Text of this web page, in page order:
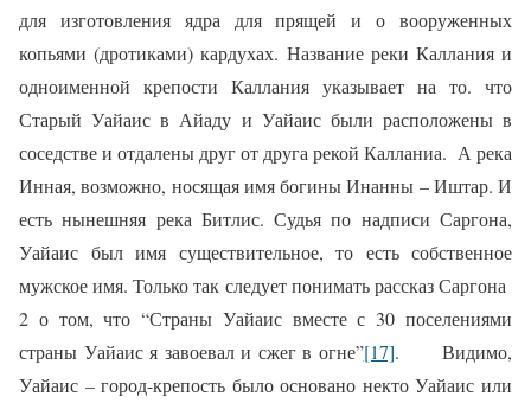
для изготовления ядра для прящей и о вооруженных
копьями (дротиками) кардухах. Название реки Каллания и
одноименной крепости Каллания указывает на то. что
Старый Уайаис в Айаду и Уайаис были расположены в
соседстве и отдалены друг от друга рекой Калланиа. А река
Инная, возможно, носящая имя богины Инанны – Иштар. И
есть нынешняя река Битлис. Судья по надписи Саргона,
Уайаис был имя существительное, то есть собственное
мужское имя. Только так следует понимать рассказ Саргона
2 о том, что “Страны Уайаис вместе с 30 поселениями
страны Уайаис я завоевал и сжег в огне”[17].
Видимо,
Уайаис – город-крепость было основано некто Уайаис или